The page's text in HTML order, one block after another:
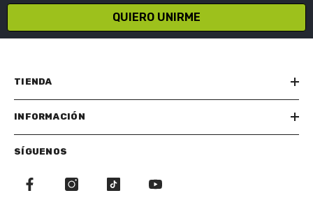
QUIERO UNIRME
TIENDA
INFORMACIÓN
SÍGUENOS